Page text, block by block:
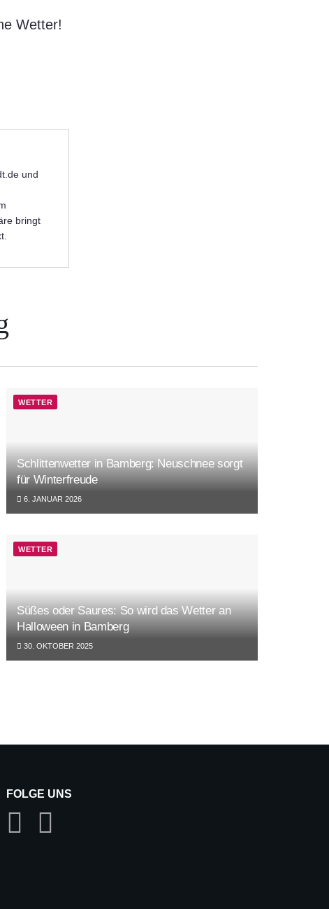
Wetter!
und
bringt
WETTER
Schlittenwetter in Bamberg: Neuschnee sorgt
für Winterfreude
6. JANUAR 2026
WETTER
Süßes oder Saures: So wird das Wetter an
Halloween in Bamberg
30. OKTOBER 2025
FOLGE UNS